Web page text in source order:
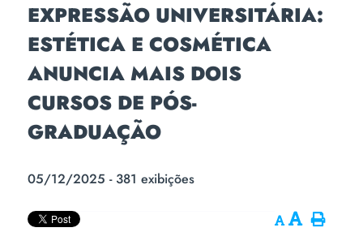
EXPRESSÃO UNIVERSITÁRIA:
ESTÉTICA E COSMÉTICA
ANUNCIA MAIS DOIS
CURSOS DE PÓS-
GRADUAÇÃO
05/12/2025 - 381 exibições